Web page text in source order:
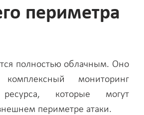
периметра
полностью облачным. Оно
комплексный мониторинг
ресурса, которые могут
периметре атаки.